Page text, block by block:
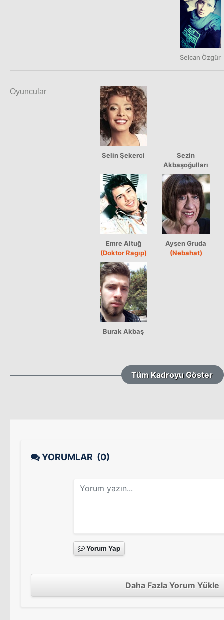
Selcan Özgür
Oyuncular
Selin Şekerci
Sezin
Akbaşoğulları
Emre Altuğ
(Doktor Ragıp)
Ayşen Gruda
(Nebahat)
Burak Akbaş
Tüm Kadroyu Göster
YORUMLAR (0)
Yorum Yap
Daha Fazla Yorum Yükle